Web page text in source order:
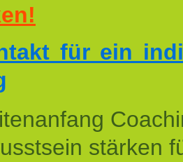
für ein
stärken